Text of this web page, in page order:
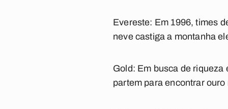
Evereste: Em 1996, times
neve castiga a montanha
Gold: Em busca de riqueza
partem para encontrar